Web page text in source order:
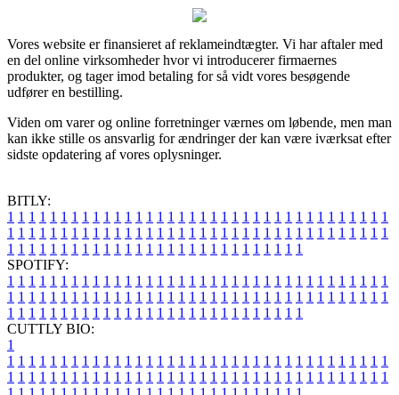
Vores website er finansieret af reklameindtægter. Vi har aftaler med
en del online virksomheder hvor vi introducerer firmaernes
produkter, og tager imod betaling for så vidt vores besøgende
udfører en bestilling.
Viden om varer og online forretninger værnes om løbende, men man
kan ikke stille os ansvarlig for ændringer der kan være iværksat efter
sidste opdatering af vores oplysninger.
BITLY:
1 1 1 1 1 1 1 1 1 1 1 1 1 1 1 1 1 1 1 1 1 1 1 1 1 1 1 1 1 1 1 1 1 1 1 1
1 1 1 1 1 1 1 1 1 1 1 1 1 1 1 1 1 1 1 1 1 1 1 1 1 1 1 1 1 1 1 1 1 1 1 1
1 1 1 1 1 1 1 1 1 1 1 1 1 1 1 1 1 1 1 1 1 1 1 1 1 1 1 1
SPOTIFY:
1 1 1 1 1 1 1 1 1 1 1 1 1 1 1 1 1 1 1 1 1 1 1 1 1 1 1 1 1 1 1 1 1 1 1 1
1 1 1 1 1 1 1 1 1 1 1 1 1 1 1 1 1 1 1 1 1 1 1 1 1 1 1 1 1 1 1 1 1 1 1 1
1 1 1 1 1 1 1 1 1 1 1 1 1 1 1 1 1 1 1 1 1 1 1 1 1 1 1 1
CUTTLY BIO:
1
1 1 1 1 1 1 1 1 1 1 1 1 1 1 1 1 1 1 1 1 1 1 1 1 1 1 1 1 1 1 1 1 1 1 1 1
1 1 1 1 1 1 1 1 1 1 1 1 1 1 1 1 1 1 1 1 1 1 1 1 1 1 1 1 1 1 1 1 1 1 1 1